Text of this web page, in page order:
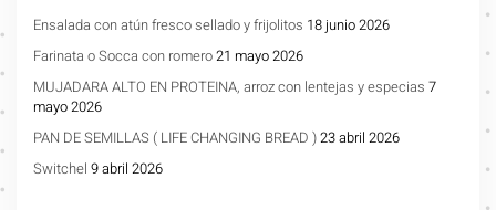
Ensalada con atún fresco sellado y frijolitos 18 junio 2026
Farinata o Socca con romero21 mayo 2026
MUJADARA ALTO EN PROTEINA, arroz con lentejas y especias 7
mayo 2026
PAN DE SEMILLAS ( LIFE CHANGING BREAD )23 abril 2026
Switchel 9 abril 2026